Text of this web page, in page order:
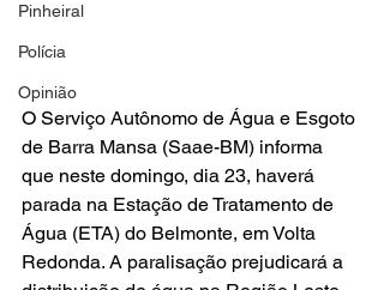
Pinheiral
Polícia
Opinião
O Serviço Autônomo de Água e Esgoto
de Barra Mansa (Saae-BM) informa
que neste domingo, dia 23, haverá
parada na Estação de Tratamento de
Água (ETA) do Belmonte, em Volta
Redonda. A paralisação prejudicará a